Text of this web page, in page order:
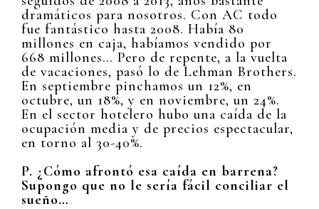
dramáticos para nosotros. Con AC todo
fue fantástico hasta 2008. Había 80
millones en caja, habíamos vendido por
668 millones… Pero de repente, a la vuelta
de vacaciones, pasó lo de Lehman Brothers.
En septiembre pinchamos un 12%, en
octubre, un 18%, y en noviembre, un 24%.
En el sector hotelero hubo una caída de la
ocupación media y de precios espectacular,
en torno al 30-40%.
P. ¿Cómo afrontó esa caída en barrena?
Supongo que no le sería fácil conciliar el
sueño…